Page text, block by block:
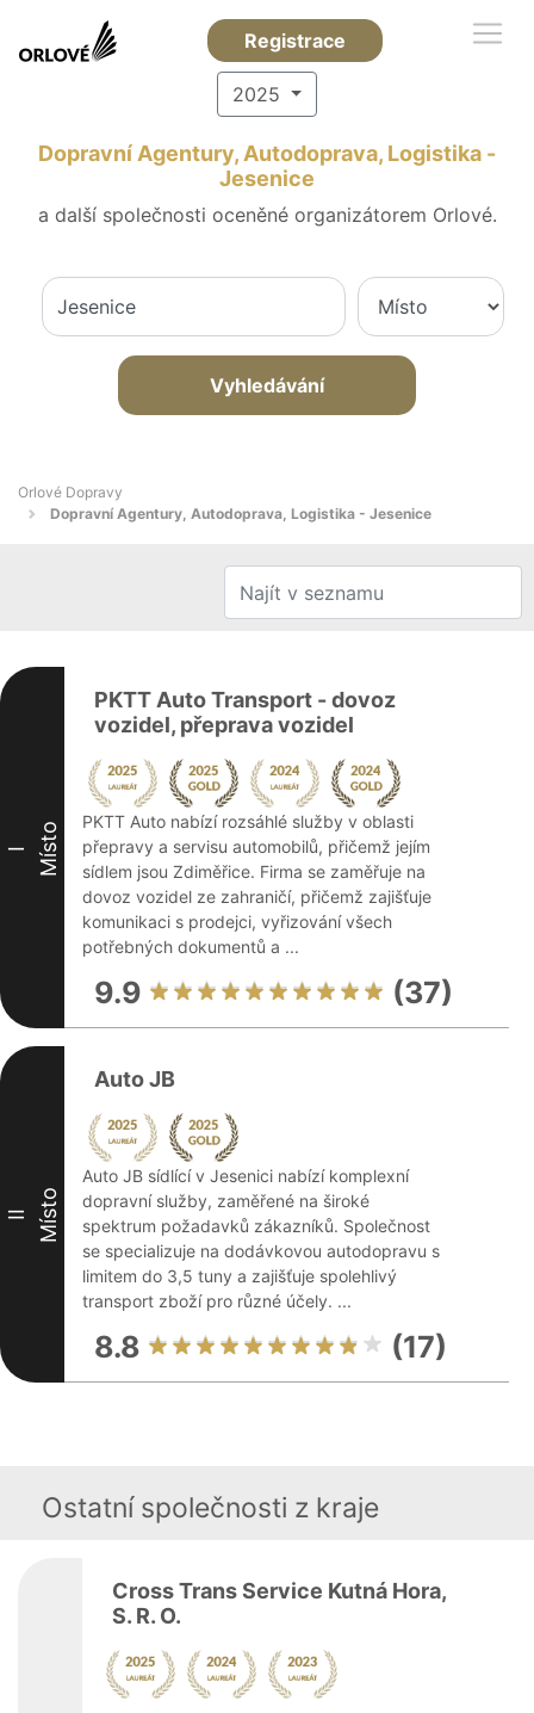
Registrace
2025
Dopravní Agentury, Autodoprava, Logistika -
Jesenice
a další společnosti oceněné organizátorem Orlové.
Vyhledávání
Orlové Dopravy
Dopravní Agentury, Autodoprava, Logistika - Jesenice
I Místo
PKTT Auto Transport - dovoz
vozidel, přeprava vozidel
PKTT Auto nabízí rozsáhlé služby v oblasti
přepravy a servisu automobilů, přičemž jejím
sídlem jsou Zdiměřice. Firma se zaměřuje na
dovoz vozidel ze zahraničí, přičemž zajišťuje
komunikaci s prodejci, vyřizování všech
potřebných dokumentů a ...
9.9 (37)
II Místo
Auto JB
Auto JB sídlící v Jesenici nabízí komplexní
dopravní služby, zaměřené na široké
spektrum požadavků zákazníků. Společnost
se specializuje na dodávkovou autodopravu s
limitem do 3,5 tuny a zajišťuje spolehlivý
transport zboží pro různé účely. ...
8.8 (17)
Ostatní společnosti z kraje
Cross Trans Service Kutná Hora,
S. R. O.